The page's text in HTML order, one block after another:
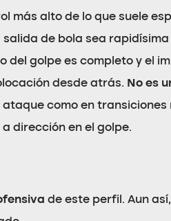
más alto de lo que suele
de bola sea
del golpe es completo y el
desde atrás. No es
como en transiciones
dirección en el golpe.
de este perfil. Aun